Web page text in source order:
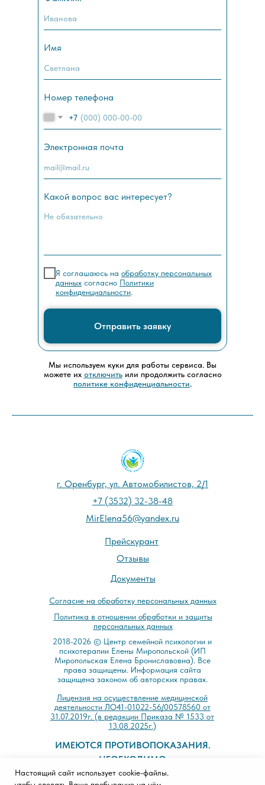
Мы используем куки для работы сервиса. Вы
можете их отключитьили продолжить согласно
политике конфиденциальности.
Имя
Номер телефона
+7
Электронная почта
Какой вопрос вас интересует?
Я соглашаюсь на обработку персональных
данных согласно Политики
конфиденциальности.
Отправить заявку
Настоящий сайт использует cookie-файлы.
2018-2026 © Центр семейной психологии и
психотерапии Елены Миропольской (ИП
Миропольская Елена Брониславовна). Все
права защищены. Информация сайта
защищена законом об авторских правах.
Документы
Прейскурант
Отзывы
Лицензия на осуществление медицинской
деятельности ЛО41-01022-56/00578560 от
31.07.2019г. (в редакции Приказа № 1533 от
13.08.2025г.)
г. Оренбург, ул. Автомобилистов, 2/1
+7 (3532) 32-38-48
MirElena56@yandex.ru
Cогласие на обработку персональных данных
Политика в отношении обработки и защиты
персональных данных
ИМЕЮТСЯ ПРОТИВОПОКАЗАНИЯ.
НЕОБХОДИМО
ПРОКОНСУЛЬТИРОВАТЬСЯ СО